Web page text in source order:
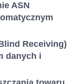
ASN
Receiving)
danych i